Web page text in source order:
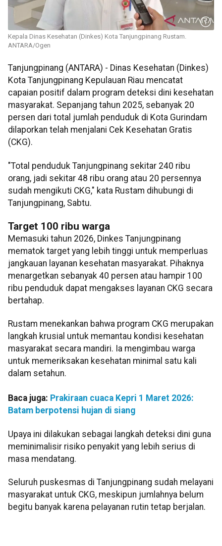
Kepala Dinas Kesehatan (Dinkes) Kota Tanjungpinang Rustam.
ANTARA/Ogen
Tanjungpinang (ANTARA) - Dinas Kesehatan (Dinkes)
Kota Tanjungpinang Kepulauan Riau mencatat
capaian positif dalam program deteksi dini kesehatan
masyarakat. Sepanjang tahun 2025, sebanyak 20
persen dari total jumlah penduduk di Kota Gurindam
dilaporkan telah menjalani Cek Kesehatan Gratis
(CKG).
"Total penduduk Tanjungpinang sekitar 240 ribu
orang, jadi sekitar 48 ribu orang atau 20 persennya
sudah mengikuti CKG," kata Rustam dihubungi di
Tanjungpinang, Sabtu.
Target 100 ribu warga
Memasuki tahun 2026, Dinkes Tanjungpinang
mematok target yang lebih tinggi untuk memperluas
jangkauan layanan kesehatan masyarakat. Pihaknya
menargetkan sebanyak 40 persen atau hampir 100
ribu penduduk dapat mengakses layanan CKG secara
bertahap.
Rustam menekankan bahwa program CKG merupakan
langkah krusial untuk memantau kondisi kesehatan
masyarakat secara mandiri. Ia mengimbau warga
untuk memeriksakan kesehatan minimal satu kali
dalam setahun.
Baca juga: Prakiraan cuaca Kepri 1 Maret 2026:
Batam berpotensi hujan di siang
Upaya ini dilakukan sebagai langkah deteksi dini guna
meminimalisir risiko penyakit yang lebih serius di
masa mendatang.
Seluruh puskesmas di Tanjungpinang sudah melayani
masyarakat untuk CKG, meskipun jumlahnya belum
begitu banyak karena pelayanan rutin tetap berjalan.